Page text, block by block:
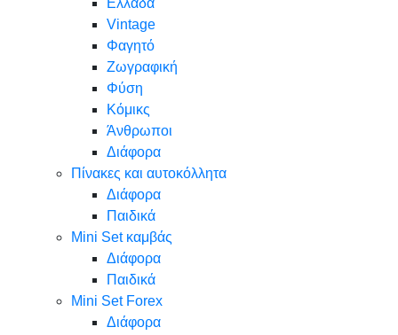
Ελλάδα
Vintage
Φαγητό
Ζωγραφική
Φύση
Κόμικς
Άνθρωποι
Διάφορα
Πίνακες και αυτοκόλλητα
Διάφορα
Παιδικά
Mini Set καμβάς
Διάφορα
Παιδικά
Mini Set Forex
Διάφορα